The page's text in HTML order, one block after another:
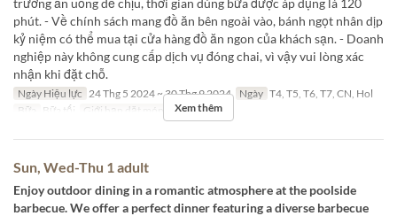
trường ăn uống dễ chịu, thời gian dùng bữa được áp dụng là 120
phút. - Về chính sách mang đồ ăn bên ngoài vào, bánh ngọt nhân dịp
kỷ niệm có thể mua tại cửa hàng đồ ăn ngon của khách sạn. - Doanh
nghiệp này không cung cấp dịch vụ đóng chai, vì vậy vui lòng xác
nhận khi đặt chỗ.
Ngày Hiệu lực 24 Thg 5 2024 ~ 30 Thg 9 2024 Ngày T4, T5, T6, T7, CN, Hol
Bữa
Bữa tối Giới hạn dặt món 1 ~ 4
Xem thêm
Sun, Wed-Thu 1 adult
Enjoy outdoor dining in a romantic atmosphere at the poolside
barbecue. We offer a perfect dinner featuring a diverse barbecue